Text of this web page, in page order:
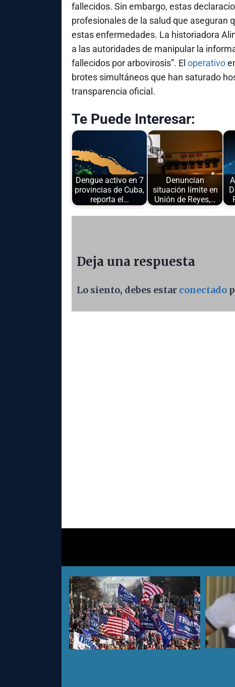
fallecidos. Sin embargo, estas
profesionales de la salud que aseguran
estas enfermedades. La historiadora
a las autoridades de manipular la
fallecidos por arbovirosis”. El operativo
brotes simultáneos que han saturado
transparencia oficial.
Te Puede Interesar:
Dengue activo en 7
provincias de Cuba,
reporta el…
Denuncian
situación límite en
Unión de Reyes,…
Deja una respuesta
Lo siento, debes estar conectado